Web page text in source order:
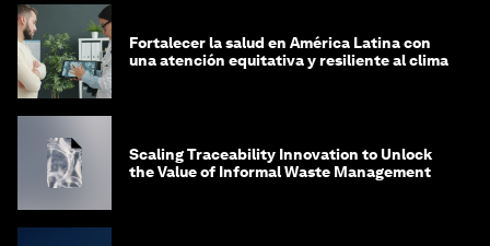
Fortalecer la salud en América Latina con
una atención equitativa y resiliente al clima
Scaling Traceability Innovation to Unlock
the Value of Informal Waste Management